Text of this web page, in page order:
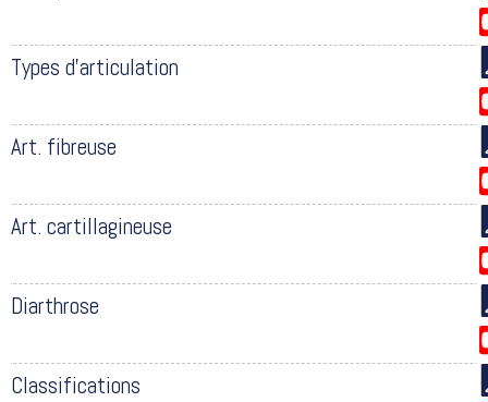
Types d’articulation
Art. fibreuse
Art. cartillagineuse
Diarthrose
Classifications